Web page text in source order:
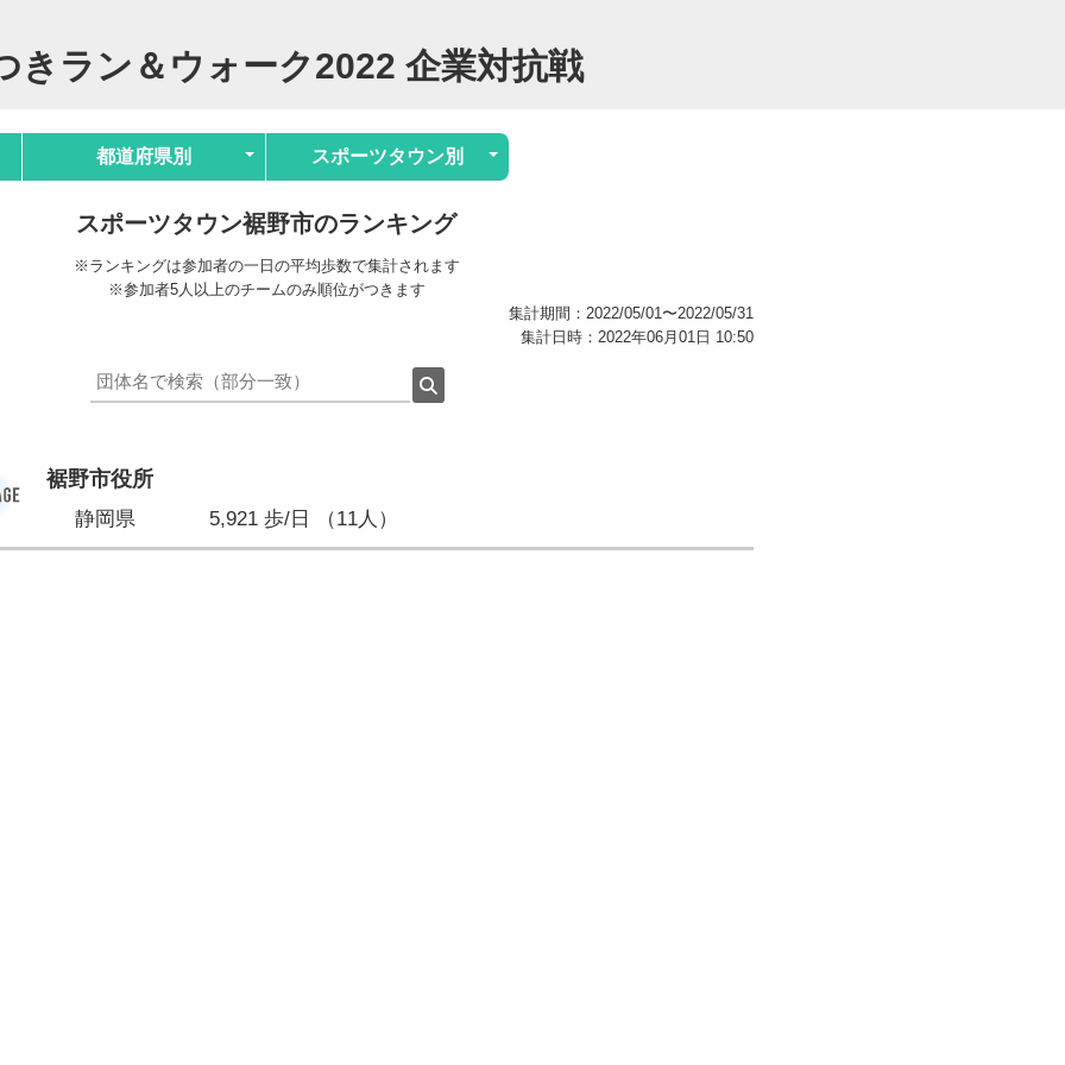
きラン＆ウォーク2022 企業対抗戦
都道府県別 スポーツタウン別
スポーツタウン裾野市のランキング
※ランキングは参加者の一日の平均歩数で集計されます
※参加者5人以上のチームのみ順位がつきます
集計期間：2022/05/01〜2022/05/31
集計日時：2022年06月01日 10:50
裾野市役所
静岡県 5,921 歩/日 （11人）